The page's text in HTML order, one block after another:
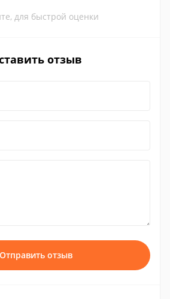
для быстрой оценки
отзыв
Отправить отзыв